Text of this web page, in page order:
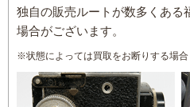
独自の販売ルートが数多くある
場合がございます。
※状態によっては買取をお断りする場合